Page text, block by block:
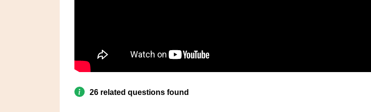
26 related questions found